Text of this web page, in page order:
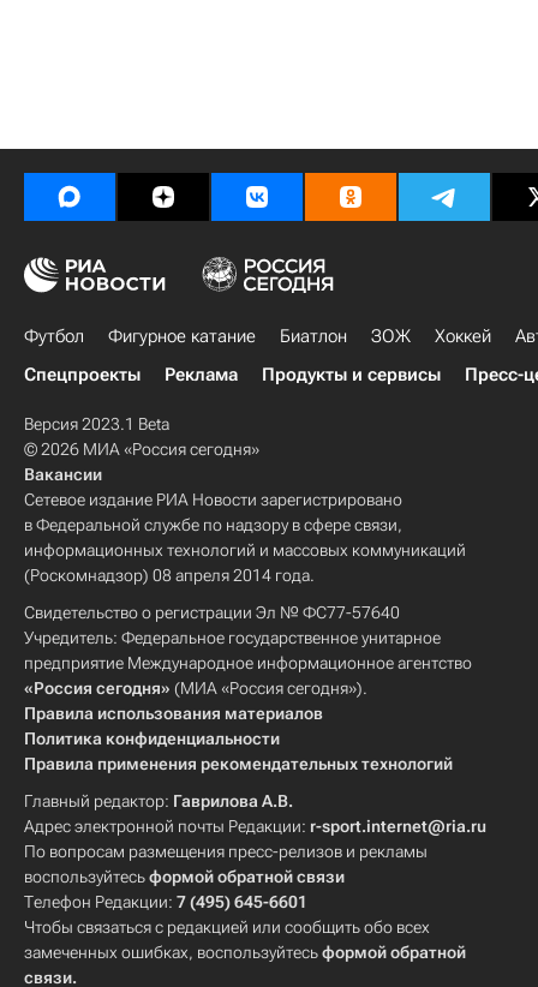
Футбол Фигурное катание Биатлон ЗОЖ Хоккей
Спецпроекты
Реклама Продукты и сервисы Пресс-
Версия 2023.1 Beta
© 2026 МИА «Россия сегодня»
Вакансии
Сетевое издание РИА Новости зарегистрировано
в Федеральной службе по надзору в сфере связи,
информационных технологий и массовых коммуникаций
(Роскомнадзор) 08 апреля 2014 года.
Свидетельство о регистрации Эл № ФС77-57640
Учредитель: Федеральное государственное унитарное
предприятие Международное информационное агентство
«Россия сегодня» (МИА «Россия сегодня»).
Правила использования материалов
Политика конфиденциальности
Правила применения рекомендательных технологий
Главный редактор: Гаврилова А.В.
Адрес электронной почты Редакции: r-sport.internet@ria.ru
По вопросам размещения пресс-релизов и рекламы
воспользуйтесьформой обратной связи
Телефон Редакции: 7 (495) 645-6601
Чтобы связаться с редакцией или сообщить обо всех
замеченных ошибках, воспользуйтесьформой обратной
связи.